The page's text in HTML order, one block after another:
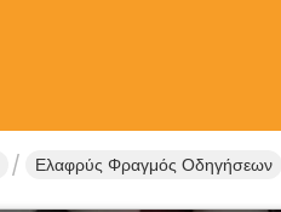
Ελαφρύς Φραγμός Οδηγήσεων